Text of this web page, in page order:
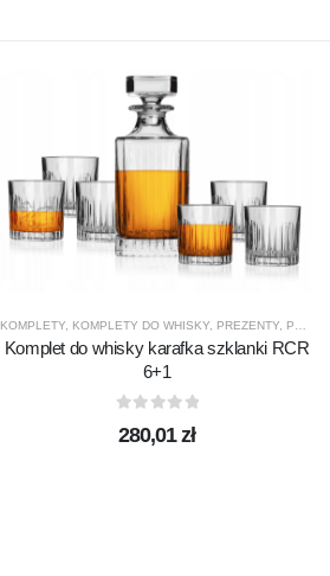
KOMPLETY, KOMPLETY DO WHISKY, PREZENTY, PRODUCENCI
Komplet do whisky karafka szklanki RCR
6+1
280,01zł